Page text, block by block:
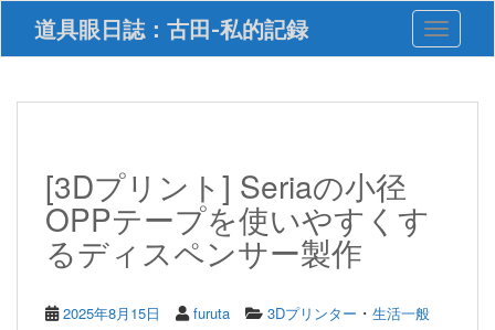
i
道具眼日誌：古田-私的記録 Toggle
[3Dプリント] Seriaの小径
OPPテープを使いやすくす
るディスペンサー製作
2025年8月15日 furuta 3Dプリンター ・ 生活一般